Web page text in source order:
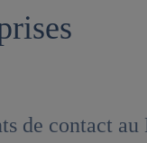
de contact au